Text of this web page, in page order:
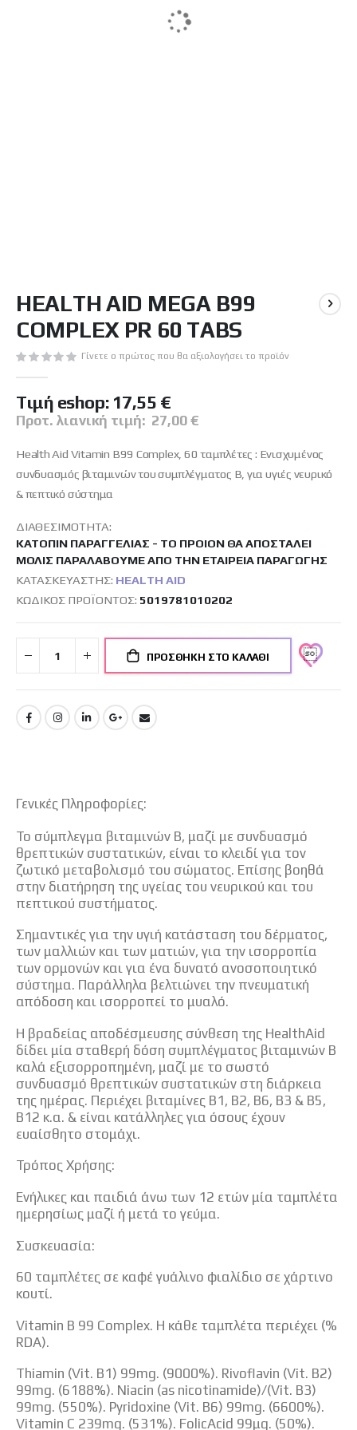
στην
της
συλλογής
HEALTH AID MEGA B99
COMPLEX PR 60 TABS
Γίνετε ο πρώτος που θα αξιολογήσει το προϊόν
Tιμή eshop: 17,55 €
Προτ. λιανική τιμή: 27,00 €
Health Aid Vitamin B99 Complex, 60 ταμπλέτες : Ενισχυμένος
συνδυασμός βιταμινών του συμπλέγματος Β, για υγιές νευρικό
& πεπτικό σύστημα
ΔΙΑΘΕΣΙΜΌΤΗΤΑ:
ΚΑΤΌΠΙΝ ΠΑΡΑΓΓΕΛΊΑΣ - ΤΟ ΠΡΟΙΌΝ ΘΑ ΑΠΟΣΤΑΛΕΊ
ΜΌΛΙΣ ΠΑΡΑΛΆΒΟΥΜΕ ΑΠΌ ΤΗΝ ΕΤΑΙΡΕΊΑ ΠΑΡΑΓΩΓΉΣ
ΚΑΤΑΣΚΕΥΑΣΤΉΣ: HEALTH AID
ΚΩΔΙΚΌΣ ΠΡΟΪΌΝΤΟΣ 5019781010202
ΠΡΟΣΘΉΚΗ ΣΤΟ ΚΑΛΆΘΙ
Γενικές Πληροφορίες:
Το σύμπλεγμα βιταμινών Β, μαζί με συνδυασμό
θρεπτικών συστατικών, είναι το κλειδί για τον
ζωτικό μεταβολισμό του σώματος. Επίσης βοηθά
στην διατήρηση της υγείας του νευρικού και του
πεπτικού συστήματος.
Σημαντικές για την υγιή κατάσταση του δέρματος,
των μαλλιών και των ματιών, για την ισορροπία
των ορμονών και για ένα δυνατό ανοσοποιητικό
σύστημα. Παράλληλα βελτιώνει την πνευματική
απόδοση και ισορροπεί το μυαλό.
Η βραδείας αποδέσμευσης σύνθεση της HealthAid
δίδει μία σταθερή δόση συμπλέγματος βιταμινών Β
καλά εξισορροπημένη, μαζί με το σωστό
συνδυασμό θρεπτικών συστατικών στη διάρκεια
της ημέρας. Περιέχει βιταμίνες Β1, Β2, Β6, B3 & B5,
Β12 κ.α. & είναι κατάλληλες για όσους έχουν
ευαίσθητο στομάχι.
Τρόπος Χρήσης:
Ενήλικες και παιδιά άνω των 12 ετών μία ταμπλέτα
ημερησίως μαζί ή μετά το γεύμα.
Συσκευασία:
60 ταμπλέτες σε καφέ γυάλινο φιαλίδιο σε χάρτινο
κουτί.
Vitamin B 99 Complex. Η κάθε ταμπλέτα περιέχει (%
RDA).
Thiamin (Vit. B1) 99mg. (9000%). Rivoflavin (Vit. B2)
99mg. (6188%). Niacin (as nicotinamide)/(Vit. B3)
99mg. (550%). Pyridoxine (Vit. B6) 99mg. (6600%).
Vitamin C 239mg. (531%). FolicAcid 99μg. (50%).